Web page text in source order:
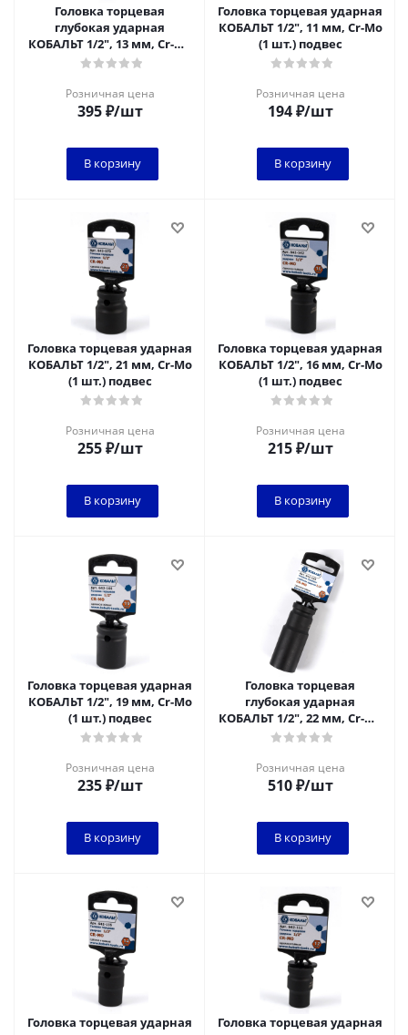
Головка торцевая
глубокая ударная
КОБАЛЬТ 1/2", 13 мм, Cr-Mo
(1 шт.) подвес
Розничная цена
395₽/шт
В корзину
Головка торцевая ударная
КОБАЛЬТ 1/2", 11 мм, Cr-Mo
(1 шт.) подвес
Розничная цена
194₽/шт
В корзину
Головка торцевая ударная
КОБАЛЬТ 1/2", 21 мм, Cr-Mo
(1 шт.) подвес
Розничная цена
255₽/шт
В корзину
Головка торцевая ударная
КОБАЛЬТ 1/2", 16 мм, Cr-Mo
(1 шт.) подвес
Розничная цена
215₽/шт
В корзину
Головка торцевая ударная
КОБАЛЬТ 1/2", 19 мм, Cr-Mo
(1 шт.) подвес
Розничная цена
235₽/шт
В корзину
Головка торцевая
глубокая ударная
КОБАЛЬТ 1/2", 22 мм, Cr-Mo
(1 шт.) подвес
Розничная цена
510₽/шт
В корзину
Головка торцевая ударная
Головка торцевая ударная